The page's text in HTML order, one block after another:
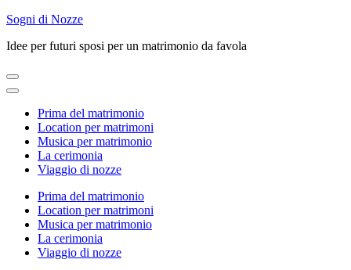
Skip
content
Enter)
Sogni di Nozze
Idee per futuri sposi per un matrimonio da favola
Prima del matrimonio
Location per matrimoni
Musica per matrimonio
La cerimonia
Viaggio di nozze
Prima del matrimonio
Location per matrimoni
Musica per matrimonio
La cerimonia
Viaggio di nozze